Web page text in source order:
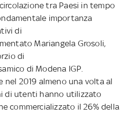
tra Paesi in tempo
importanza
di
Mariangela Grosoli,
di
di Modena IGP.
nel 2019 almeno una volta al
di utenti hanno utilizzato
commercializzato il 26% della